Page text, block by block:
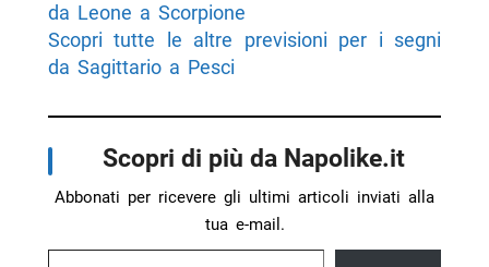
da Leone a Scorpione
Scopri tutte le altre previsioni per i segni
da Sagittario a Pesci
Scopri di più da Napolike.it
Abbonati per ricevere gli ultimi articoli inviati alla
tua e-mail.
Digita la tua e-mail...